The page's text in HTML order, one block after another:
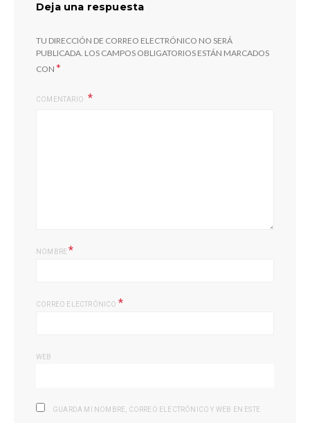
Deja una respuesta
TU DIRECCIÓN DE CORREO ELECTRÓNICO NO SERÁ
PUBLICADA. LOS CAMPOS OBLIGATORIOS ESTÁN MARCADOS
CON *
COMENTARIO
NOMBRE *
CORREO ELECTRÓNICO *
WEB
GUARDA MI NOMBRE, CORREO ELECTRÓNICO Y WEB EN ESTE